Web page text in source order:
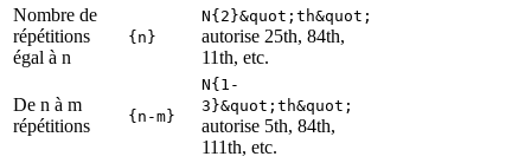
Nombre de
répétitions
égal à n
{n}
N{2}&quot;th&quot;
autorise 25th, 84th,
11th, etc.
De n à m
répétitions
{n-m}
N{1-
3}&quot;th&quot;
autorise 5th, 84th,
111th, etc.